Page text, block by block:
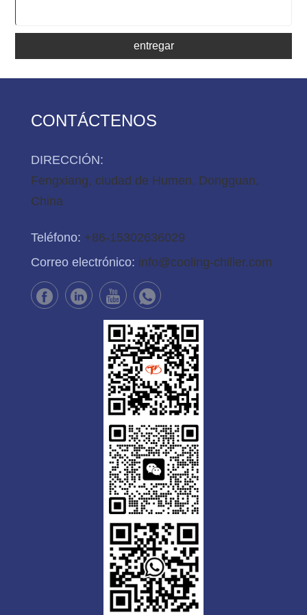
entregar
CONTÁCTENOS
DIRECCIÓN:
Fengxiang, ciudad de Humen, Dongguan,
China
Teléfono: +86-15302636029
Correo electrónico: info@cooling-chiller.com